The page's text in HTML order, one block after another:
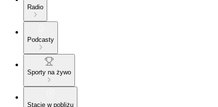
Radio
Podcasty
Sporty na żywo
Stacje w pobliżu